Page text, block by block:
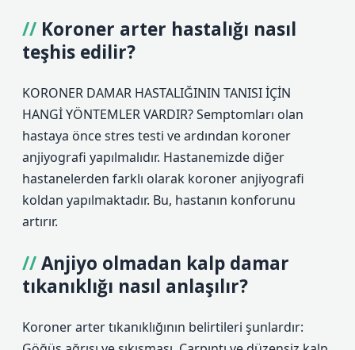
Koroner arter hastalığı nasıl
teşhis edilir?
KORONER DAMAR HASTALIĞININ TANISI İÇİN
HANGİ YÖNTEMLER VARDIR? Semptomları olan
hastaya önce stres testi ve ardından koroner
anjiyografi yapılmalıdır. Hastanemizde diğer
hastanelerden farklı olarak koroner anjiyografi
koldan yapılmaktadır. Bu, hastanın konforunu
artırır.
Anjiyo olmadan kalp damar
tıkanıklığı nasıl anlaşılır?
Koroner arter tıkanıklığının belirtileri şunlardır: